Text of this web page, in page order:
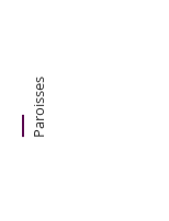
Paroisses